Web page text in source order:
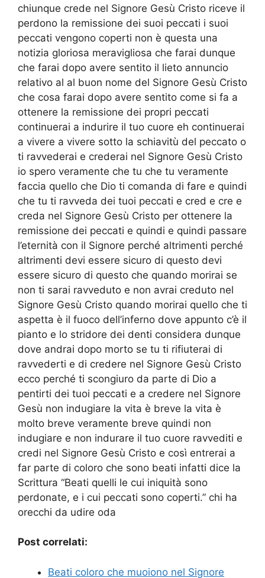
chiunque crede nel Signore Gesù Cristo riceve il
perdono la remissione dei suoi peccati i suoi
peccati vengono coperti non è questa una
notizia gloriosa meravigliosa che farai dunque
che farai dopo avere sentito il lieto annuncio
relativo al al buon nome del Signore Gesù Cristo
che cosa farai dopo avere sentito come si fa a
ottenere la remissione dei propri peccati
continuerai a indurire il tuo cuore eh continuerai
a vivere a vivere sotto la schiavitù del peccato o
ti ravvederai e crederai nel Signore Gesù Cristo
io spero veramente che tu che tu veramente
faccia quello che Dio ti comanda di fare e quindi
che tu ti ravveda dei tuoi peccati e cred e cre e
creda nel Signore Gesù Cristo per ottenere la
remissione dei peccati e quindi e quindi passare
l’eternità con il Signore perché altrimenti perché
altrimenti devi essere sicuro di questo devi
essere sicuro di questo che quando morirai se
non ti sarai ravveduto e non avrai creduto nel
Signore Gesù Cristo quando morirai quello che ti
aspetta è il fuoco dell’inferno dove appunto c’è il
pianto e lo stridore dei denti considera dunque
dove andrai dopo morto se tu ti rifiuterai di
ravvederti e di credere nel Signore Gesù Cristo
ecco perché ti scongiuro da parte di Dio a
pentirti dei tuoi peccati e a credere nel Signore
Gesù non indugiare la vita è breve la vita è
molto breve veramente breve quindi non
indugiare e non indurare il tuo cuore ravvediti e
credi nel Signore Gesù Cristo e così entrerai a
far parte di coloro che sono beati infatti dice la
Scrittura “Beati quelli le cui iniquità sono
perdonate, e i cui peccati sono coperti.” chi ha
orecchi da udire oda
Post correlati:
Beati coloro che muoiono nel Signore